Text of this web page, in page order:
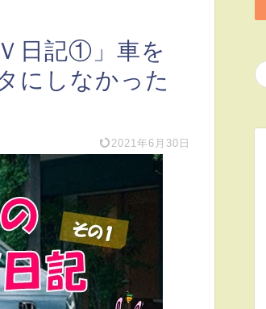
日記①」車を
にしなかった
2021年6月30日